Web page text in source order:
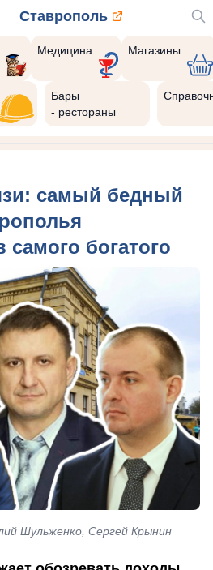
Ставрополь
Медицина Магазины
Бары
- рестораны
самый бедный
самого богатого
Шульженко, Сергей Крынин